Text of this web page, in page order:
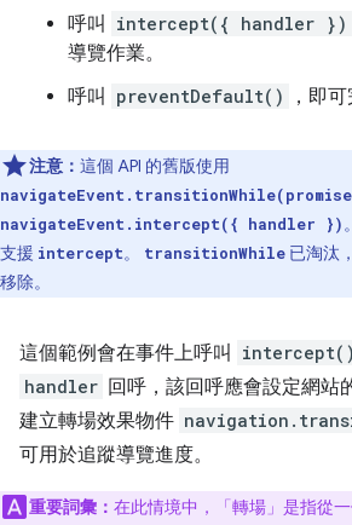
呼叫 intercept({ handler })
導覽作業。
呼叫
preventDefault() ，即
注意： 這個 API 的舊版使用
navigateEvent.intercept({ handler })
支援 intercept。 transitionWhile 已淘汰
移除。
這個範例會在事件上呼叫 intercept()
handler 回呼，該回呼應會設定網站
建立轉場效果物件
可用於追蹤導覽進度。
重要詞彙： 在此情境中，「轉場」是指從